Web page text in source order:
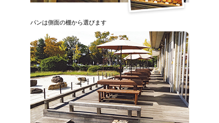
パンは側面の棚から選びます